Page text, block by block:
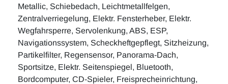
Metallic, Schiebedach, Leichtmetallfelgen,
Zentralverriegelung, Elektr. Fensterheber, Elektr.
Wegfahrsperre, Servolenkung, ABS, ESP,
Navigationssystem, Scheckheftgepflegt, Sitzheizung,
Partikelfilter, Regensensor, Panorama-Dach,
Sportsitze, Elektr. Seitenspiegel, Bluetooth,
Bordcomputer, CD-Spieler, Freisprecheinrichtung,